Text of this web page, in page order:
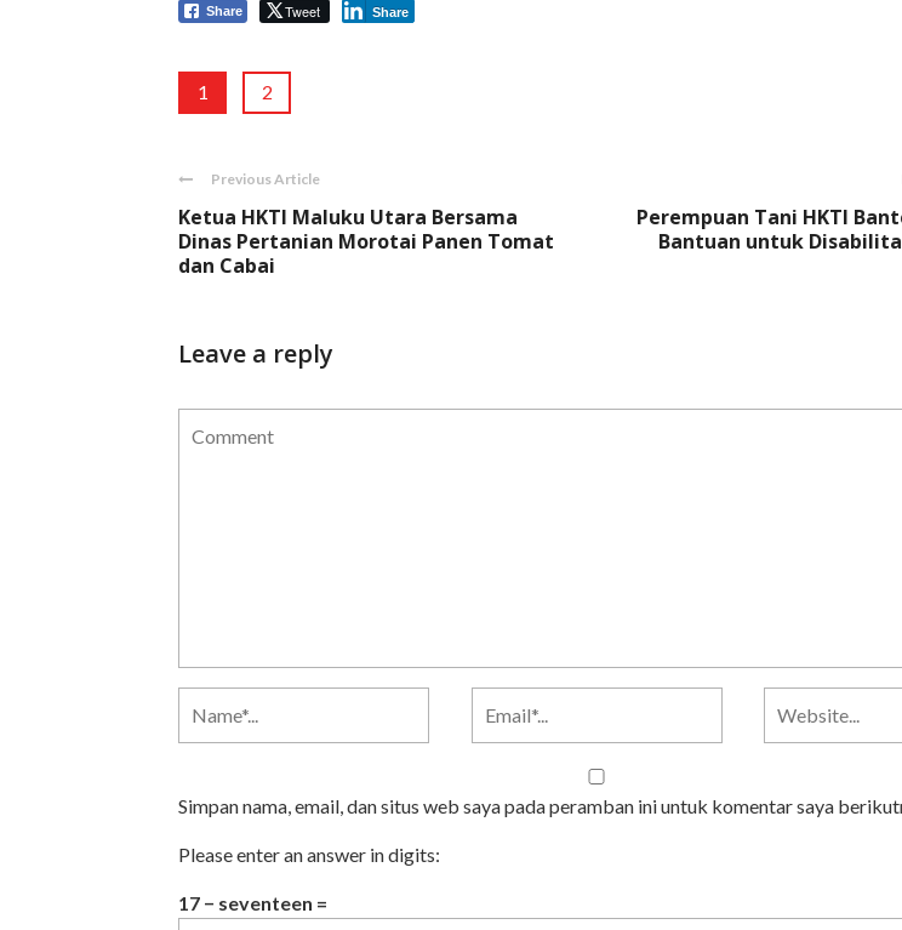
Share Tweet Share
1 2
Previous Article
Ketua HKTI Maluku Utara Bersama
Dinas Pertanian Morotai Panen Tomat
dan Cabai
Perempuan Tani HKTI
Bantuan untuk
Leave a reply
Simpan nama, email, dan situs web saya pada peramban ini untuk komentar saya
Please enter an answer in digits:
17 − seventeen =